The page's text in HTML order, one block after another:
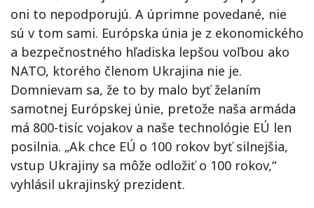
oni to nepodporujú. A úprimne povedané, nie
sú v tom sami. Európska únia je z ekonomického
a bezpečnostného hľadiska lepšou voľbou ako
NATO, ktorého členom Ukrajina nie je.
Domnievam sa, že to by malo byť želaním
samotnej Európskej únie, pretože naša armáda
má 800-tisíc vojakov a naše technológie EÚ len
posilnia. „Ak chce EÚ o 100 rokov byť silnejšia,
vstup Ukrajiny sa môže odložiť o 100 rokov,“
vyhlásil ukrajinský prezident.